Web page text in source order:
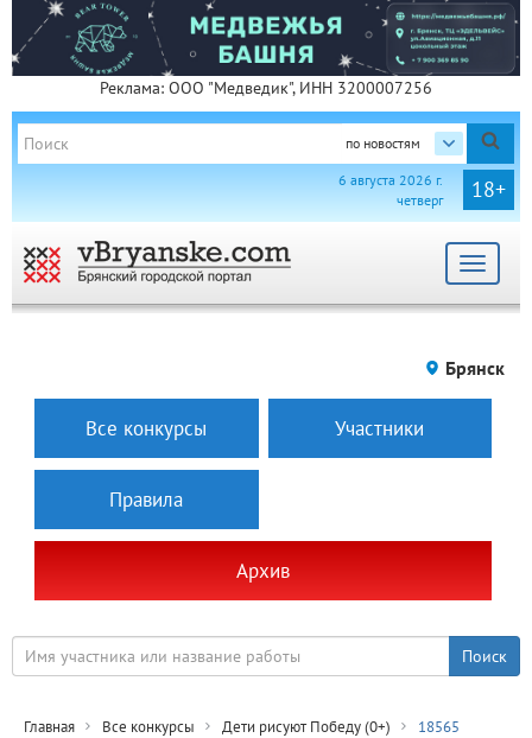
Реклама: ООО "Медведик", ИНН 3200007256
по новостям
18+
6 августа 2026 г.
четверг
Toggle
Брянск
Все конкурсы Участники
Правила
Архив
Главная Все конкурсы Дети рисуют Победу (0+) 18565